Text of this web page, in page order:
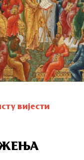
вијести